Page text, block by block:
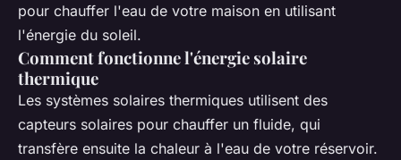
pour chauffer l'eau de votre maison en utilisant
l'énergie du soleil.
Comment fonctionne l'énergie solaire
thermique
Les systèmes solaires thermiques utilisent des
capteurs solaires pour chauffer un fluide, qui
transfère ensuite la chaleur à l'eau de votre réservoir.